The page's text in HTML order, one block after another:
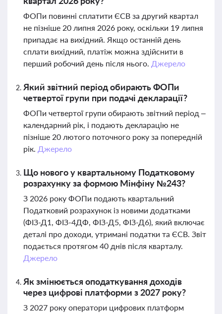
ФОПи повинні сплатити ЄСВ за другий квартал
не пізніше 20 липня 2026 року, оскільки 19 липня
припадає на вихідний. Якщо останній день
сплати вихідний, платіж можна здійснити в
перший робочий день після нього. Джерело
Який звітний період обирають ФОПи
четвертої групи при подачі декларації?
ФОПи четвертої групи обирають звітний період –
календарний рік, і подають декларацію не
пізніше 20 лютого поточного року за попередній
рік. Джерело
Що нового у квартальному Податковому
розрахунку за формою Мінфіну №243?
З 2026 року ФОПи подають квартальний
Податковий розрахунок із новими додатками
(ФІЗ-Д1, ФІЗ-4ДФ, ФІЗ-Д5, ФІЗ-Д6), який включає
деталі про доходи, утримані податки та ЄСВ. Звіт
подається протягом 40 днів після кварталу.
Джерело
Як змінюється оподаткування доходів
через цифрові платформи з 2027 року?
З 2027 року оператори цифрових платформ